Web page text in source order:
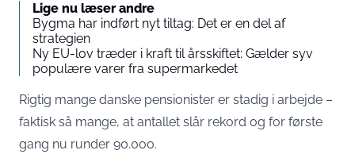
Lige nu læser andre
Bygma har indført nyt tiltag: Det er en del af
strategien
Ny EU-lov træder i kraft til årsskiftet: Gælder syv
populære varer fra supermarkedet
Rigtig mange danske pensionister er stadig i arbejde –
faktisk så mange, at antallet slår rekord og for første
gang nu runder 90.000.